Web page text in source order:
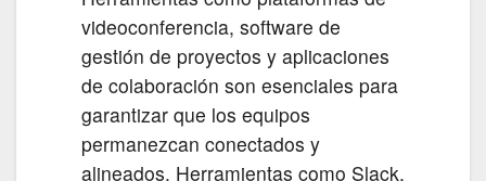
videoconferencia, software de
gestión de proyectos y aplicaciones
de colaboración son esenciales para
garantizar que los equipos
permanezcan conectados y
alineados. Herramientas como Slack,